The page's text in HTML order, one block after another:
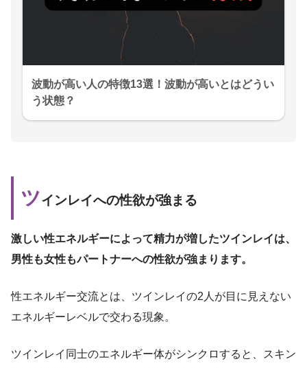
波動が高い人の特徴13選！波動が高いとはどうい
う状態？
ツインレイへの性欲が強まる
激しい性エネルギーによって精力が増したツインレイは、
男性も女性もパートナーへの性欲が強まります。
性エネルギー交流とは、ツインレイの2人が目に見えない
エネルギーレベルで交わる現象。
ツインレイ同士のエネルギー体がシンクロすると、スキン